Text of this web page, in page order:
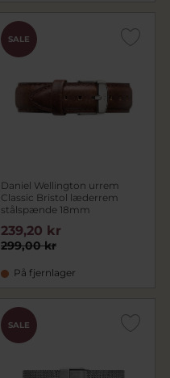
SALE
Daniel Wellington urrem
Classic Bristol læderrem
stålspænde 18mm
299,00 kr
239,20 kr
På fjernlager
SALE